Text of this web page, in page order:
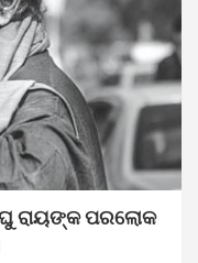
ରାୟଙ୍କ ପରଲୋକ